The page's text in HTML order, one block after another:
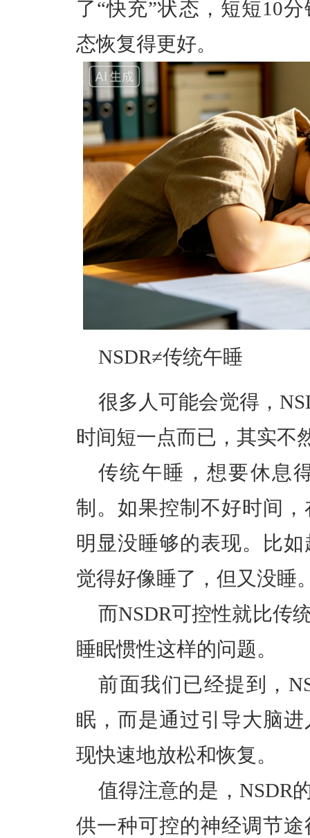
了“快充”状态，短短10
态恢复得更好。
NSDR≠传统午睡
很多人可能会觉得，
时间短一点而已，其实不
传统午睡，想要休息
制。如果控制不好时间
明显没睡够的表现。比
觉得好像睡了，但又没睡
而NSDR可控性就比传
睡眠惯性这样的问题。
前面我们已经提到，
眠，而是通过引导大脑
现快速地放松和恢复。
值得注意的是， NSDR
供一种可控的神经调节途